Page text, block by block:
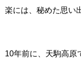
楽には、秘めた思い
10年前に、天駒高原